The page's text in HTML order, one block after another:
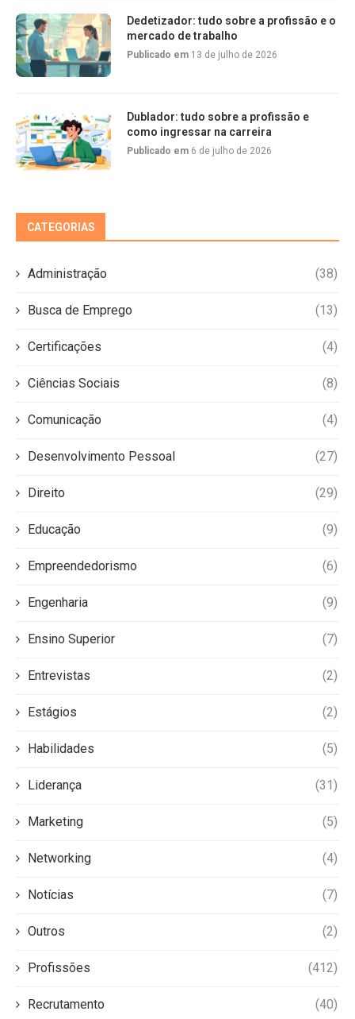
Dedetizador: tudo sobre a profissão e o
mercado de trabalho
Publicado em 13 de julho de 2026
Dublador: tudo sobre a profissão e
como ingressar na carreira
Publicado em 6 de julho de 2026
CATEGORIAS
Administração (38)
Busca de Emprego (13)
Certificações (4)
Ciências Sociais (8)
Comunicação (4)
Desenvolvimento Pessoal (27)
Direito (29)
Educação (9)
Empreendedorismo (6)
Engenharia (9)
Ensino Superior (7)
Entrevistas (2)
Estágios (2)
Habilidades (5)
Liderança (31)
Marketing (5)
Networking (4)
Notícias (7)
Outros (2)
Profissões (412)
Recrutamento (40)